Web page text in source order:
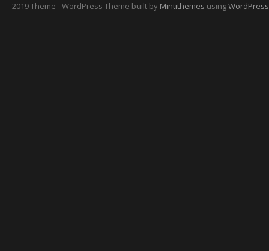
2019 Theme - WordPress Theme built by Mintithemes usingWordPress